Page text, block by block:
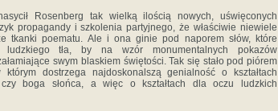
Rosenberg tak wielką ilością nowych, uświęconych
propagandy i szkolenia partyjnego, że właściwie niewiele
tkanki poematu. Ale i ona ginie pod naporem słów, które
tła, by na wzór monumentalnych pokazów
swym blaskiem świętości. Tak się stało pod piórem
dostrzega najdoskonalszą genialność o kształtach
boga słońca, a więc o kształtach dla oczu ludzkich